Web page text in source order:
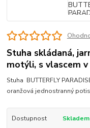
Stuha skládaná,
motýli, s vlascem
Stuha BUTTERFLY
oranžová jednostranný
Dostupnost